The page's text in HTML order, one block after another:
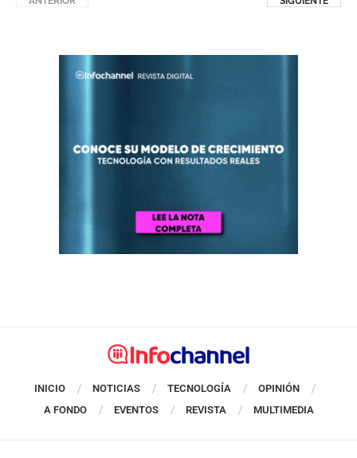
INICIO NOTICIAS TECNOLOGÍA
OPINIÓN
A FONDO
EVENTOS REVISTA MULTIMEDIA